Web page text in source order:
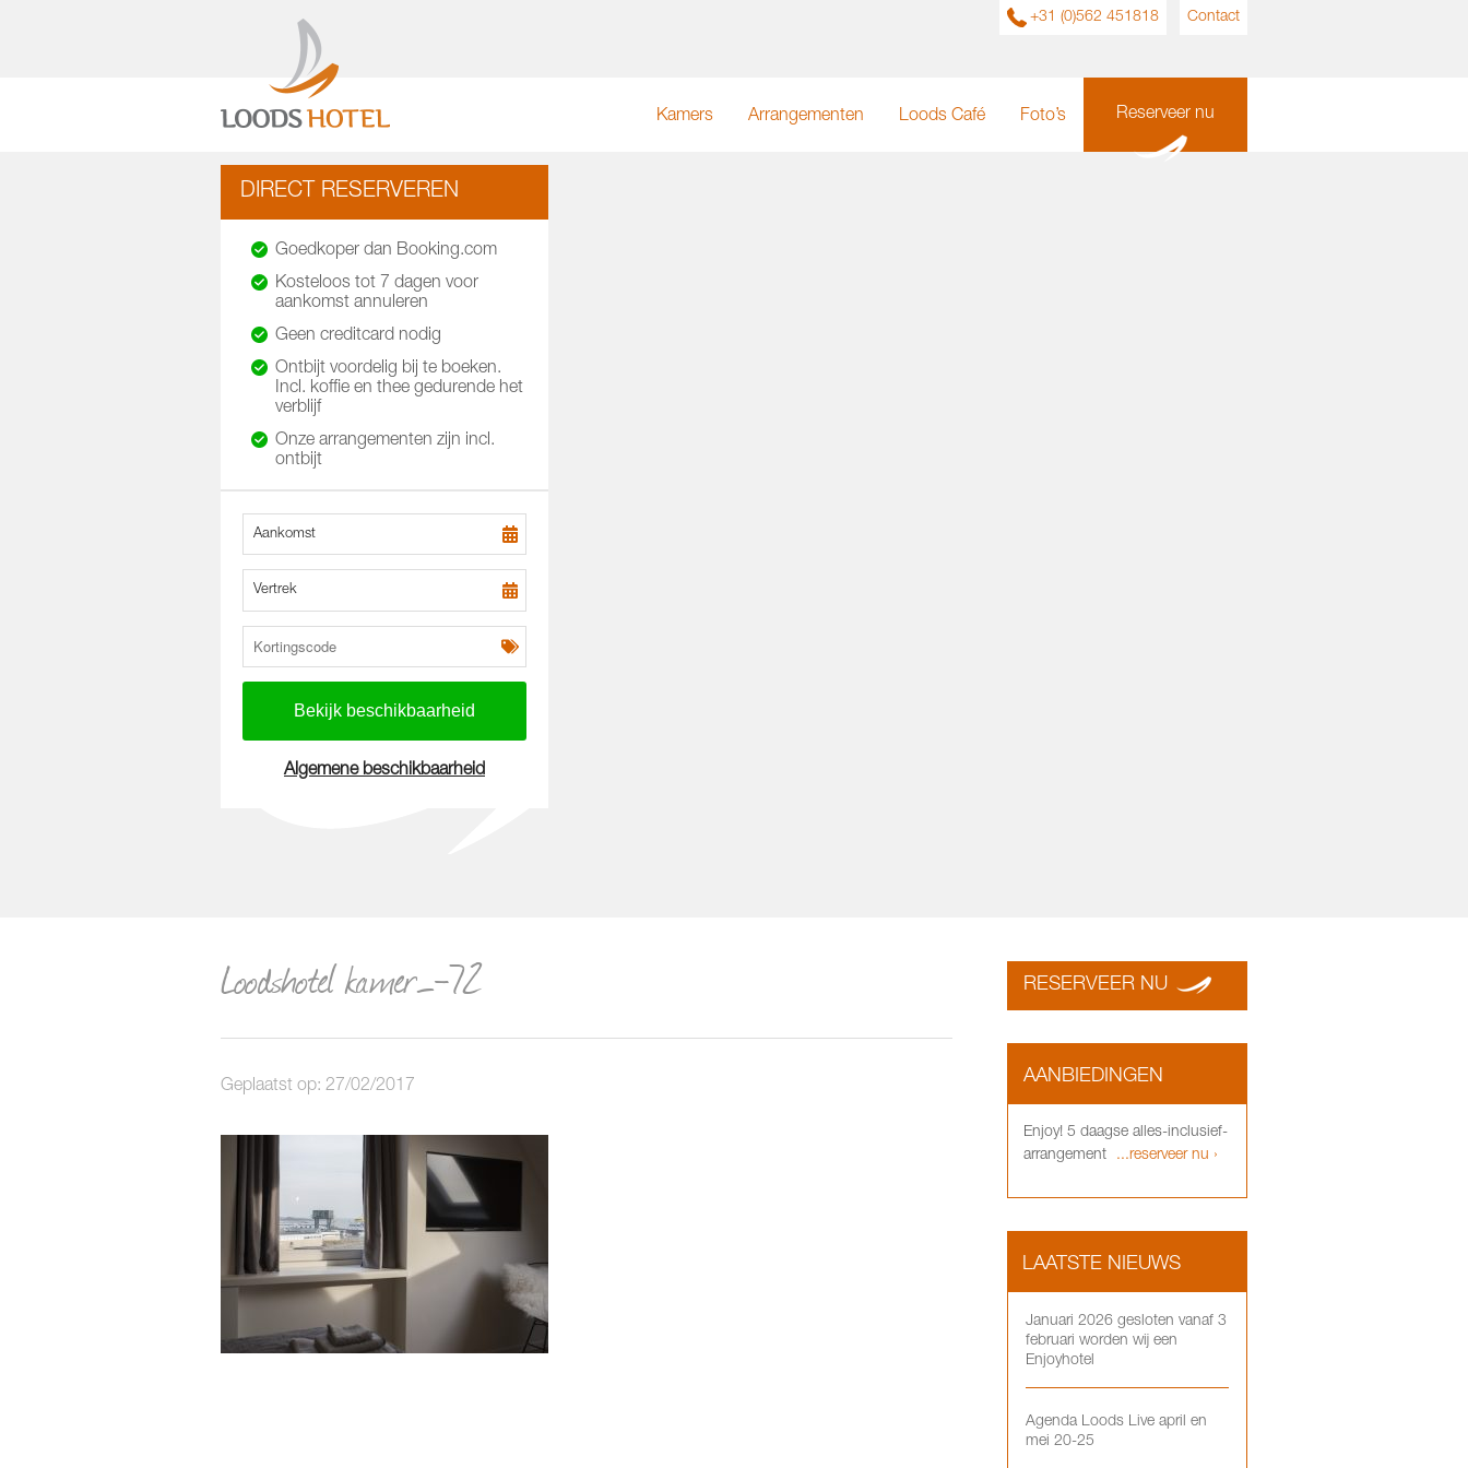
+31 (0)562 451818 Contact
Kamers Arrangementen Loods Café Foto’s Reserveer nu
DIRECT RESERVEREN
Goedkoper dan Booking.com
Kosteloos tot 7 dagen voor
aankomst annuleren
Geen creditcard nodig
Ontbijt voordelig bij te boeken.
Incl. koffie en thee gedurende het
verblijf
Onze arrangementen zijn incl.
ontbijt
Aankomst
Vertrek
Algemene beschikbaarheid
Loodshotel kamer_-72
Geplaatst op: 27/02/2017
RESERVEER NU
AANBIEDINGEN
Enjoy! 5 daagse alles-inclusief-
arrangement
...reserveer nu ›
LAATSTE NIEUWS
Januari 2026 gesloten vanaf 3
februari worden wij een
Enjoyhotel
Agenda Loods Live april en
mei 20-25